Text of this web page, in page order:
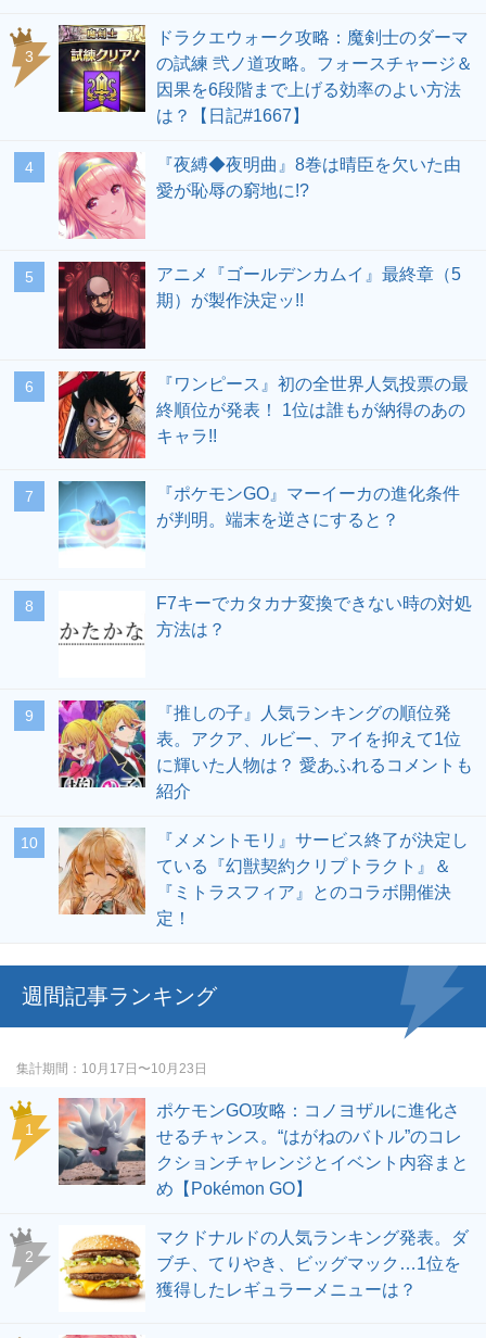
ドラクエウォーク攻略：魔剣士のダーマ
の試練 弐ノ道攻略。フォースチャージ＆
因果を6段階まで上げる効率のよい方法
は？【日記#1667】
『夜縛◆夜明曲』8巻は晴臣を欠いた由
愛が恥辱の窮地に!?
アニメ『ゴールデンカムイ』最終章（5
期）が製作決定ッ!!
『ワンピース』初の全世界人気投票の最
終順位が発表！ 1位は誰もが納得のあの
キャラ!!
『ポケモンGO』マーイーカの進化条件
が判明。端末を逆さにすると？
F7キーでカタカナ変換できない時の対処
方法は？
『推しの子』人気ランキングの順位発
表。アクア、ルビー、アイを抑えて1位
に輝いた人物は？ 愛あふれるコメントも
紹介
『メメントモリ』サービス終了が決定し
ている『幻獣契約クリプトラクト』＆
『ミトラスフィア』とのコラボ開催決
定！
週間記事ランキング
集計期間 10月17日〜10月23日
ポケモンGO攻略：コノヨザルに進化さ
せるチャンス。“はがねのバトル”のコレ
クションチャレンジとイベント内容まと
め【Pokémon GO】
マクドナルドの人気ランキング発表。ダ
ブチ、てりやき、ビッグマック…1位を
獲得したレギュラーメニューは？